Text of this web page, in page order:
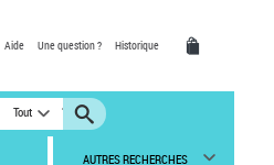
Aide Une question ? Historique
Tout
AUTRES RECHERCHES